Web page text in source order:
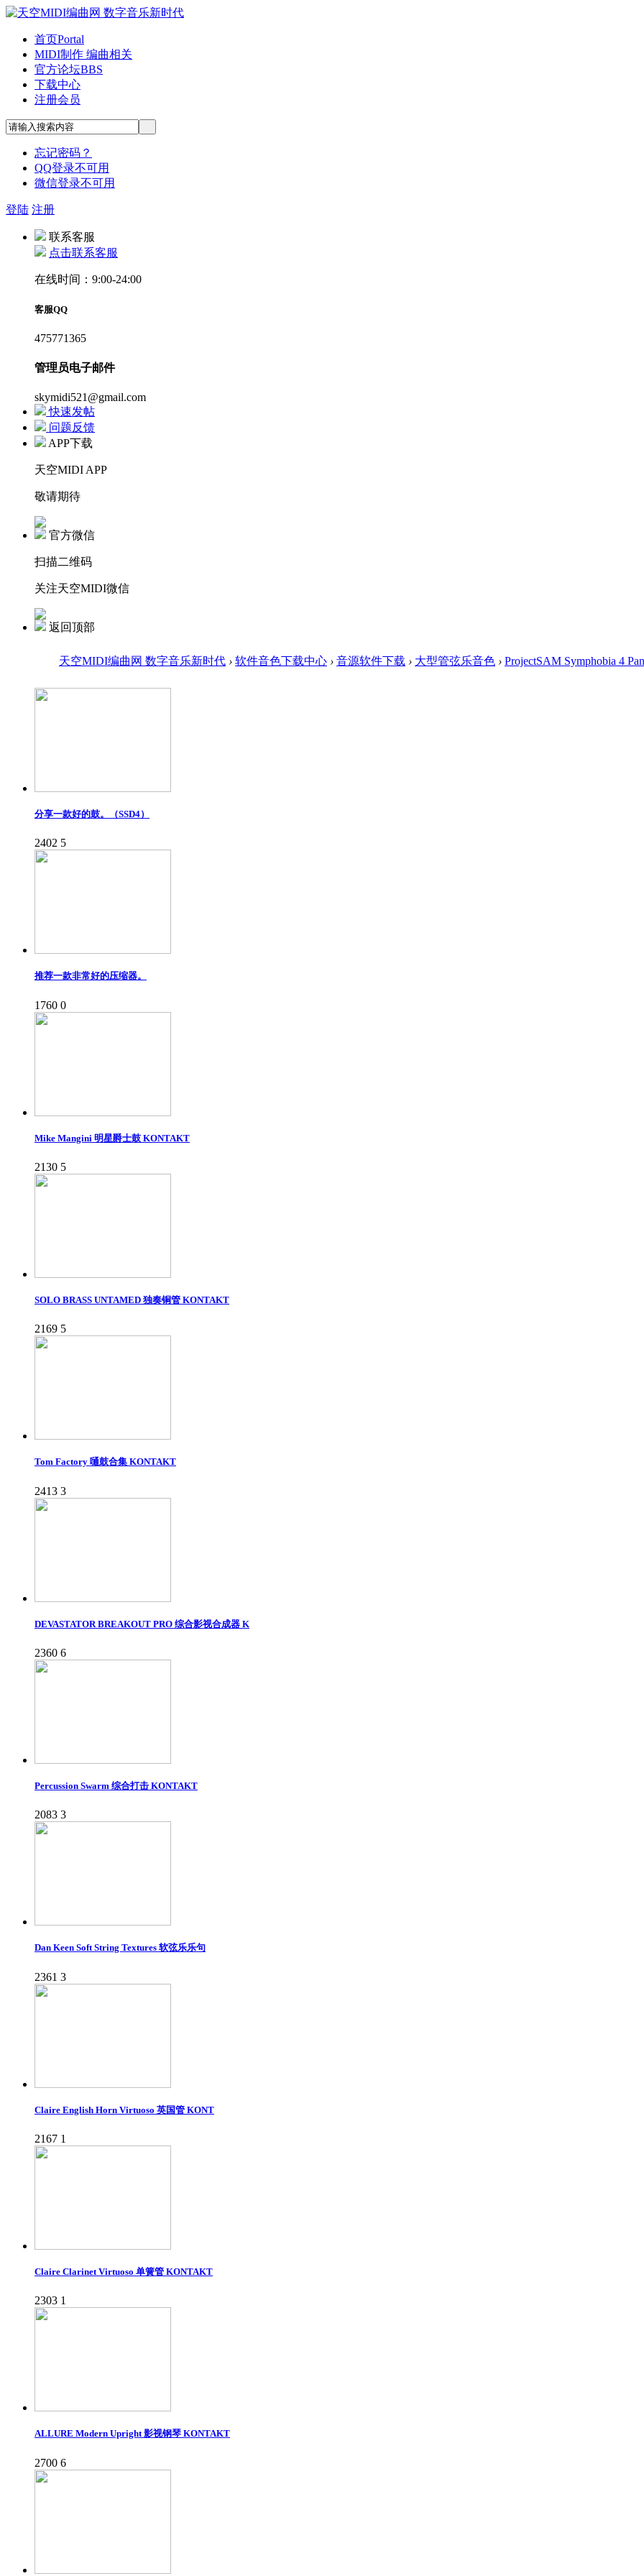
首页Portal
MIDI制作 编曲相关
官方论坛BBS
下载中心
注册会员
忘记密码？
QQ登录不可用
微信登录不可用
登陆 注册
联系客服
点击联系客服
在线时间：9:00-24:00
客服QQ
475771365
管理员电子邮件
skymidi521@gmail.com
快速发帖
问题反馈
APP下载
天空MIDI APP
敬请期待
官方微信
扫描二维码
关注天空MIDI微信
返回顶部
天空MIDI编曲网 数字音乐新时代 › 软件音色下载中心 › 音源软件下载 › 大型管弦乐音色 › ProjectSAM Symphobia 4
分享一款好的鼓。（SSD4）
2402 5
推荐一款非常好的压缩器。
1760 0
Mike Mangini 明星爵士鼓 KONTAKT
2130 5
SOLO BRASS UNTAMED 独奏铜管 KONTAKT
2169 5
Tom Factory 嗵鼓合集 KONTAKT
2413 3
DEVASTATOR BREAKOUT PRO 综合影视合成器 K
2360 6
Percussion Swarm 综合打击 KONTAKT
2083 3
Dan Keen Soft String Textures 软弦乐乐句
2361 3
Claire English Horn Virtuoso 英国管 KONT
2167 1
Claire Clarinet Virtuoso 单簧管 KONTAKT
2303 1
ALLURE Modern Upright 影视钢琴 KONTAKT
2700 6